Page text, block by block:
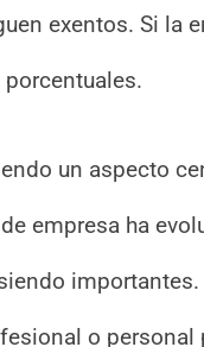
exentos. Si la
un aspecto
empresa ha
o personal